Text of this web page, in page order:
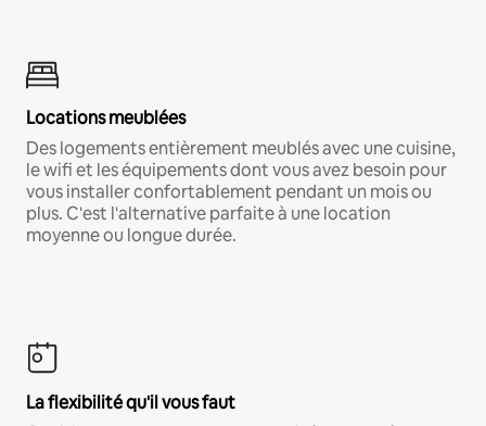
Locations meublées
Des logements entièrement meublés avec une cuisine,
le wifi et les équipements dont vous avez besoin pour
vous installer confortablement pendant un mois ou
plus. C'est l'alternative parfaite à une location
moyenne ou longue durée.
La flexibilité qu'il vous faut